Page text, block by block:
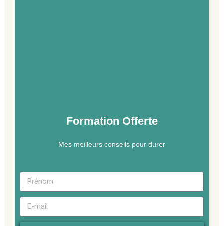
Formation Offerte
Mes meilleurs conseils pour durer